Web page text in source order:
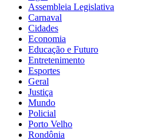
Assembleia Legislativa
Carnaval
Cidades
Economia
Educação e Futuro
Entretenimento
Esportes
Geral
Justiça
Mundo
Policial
Porto Velho
Rondônia